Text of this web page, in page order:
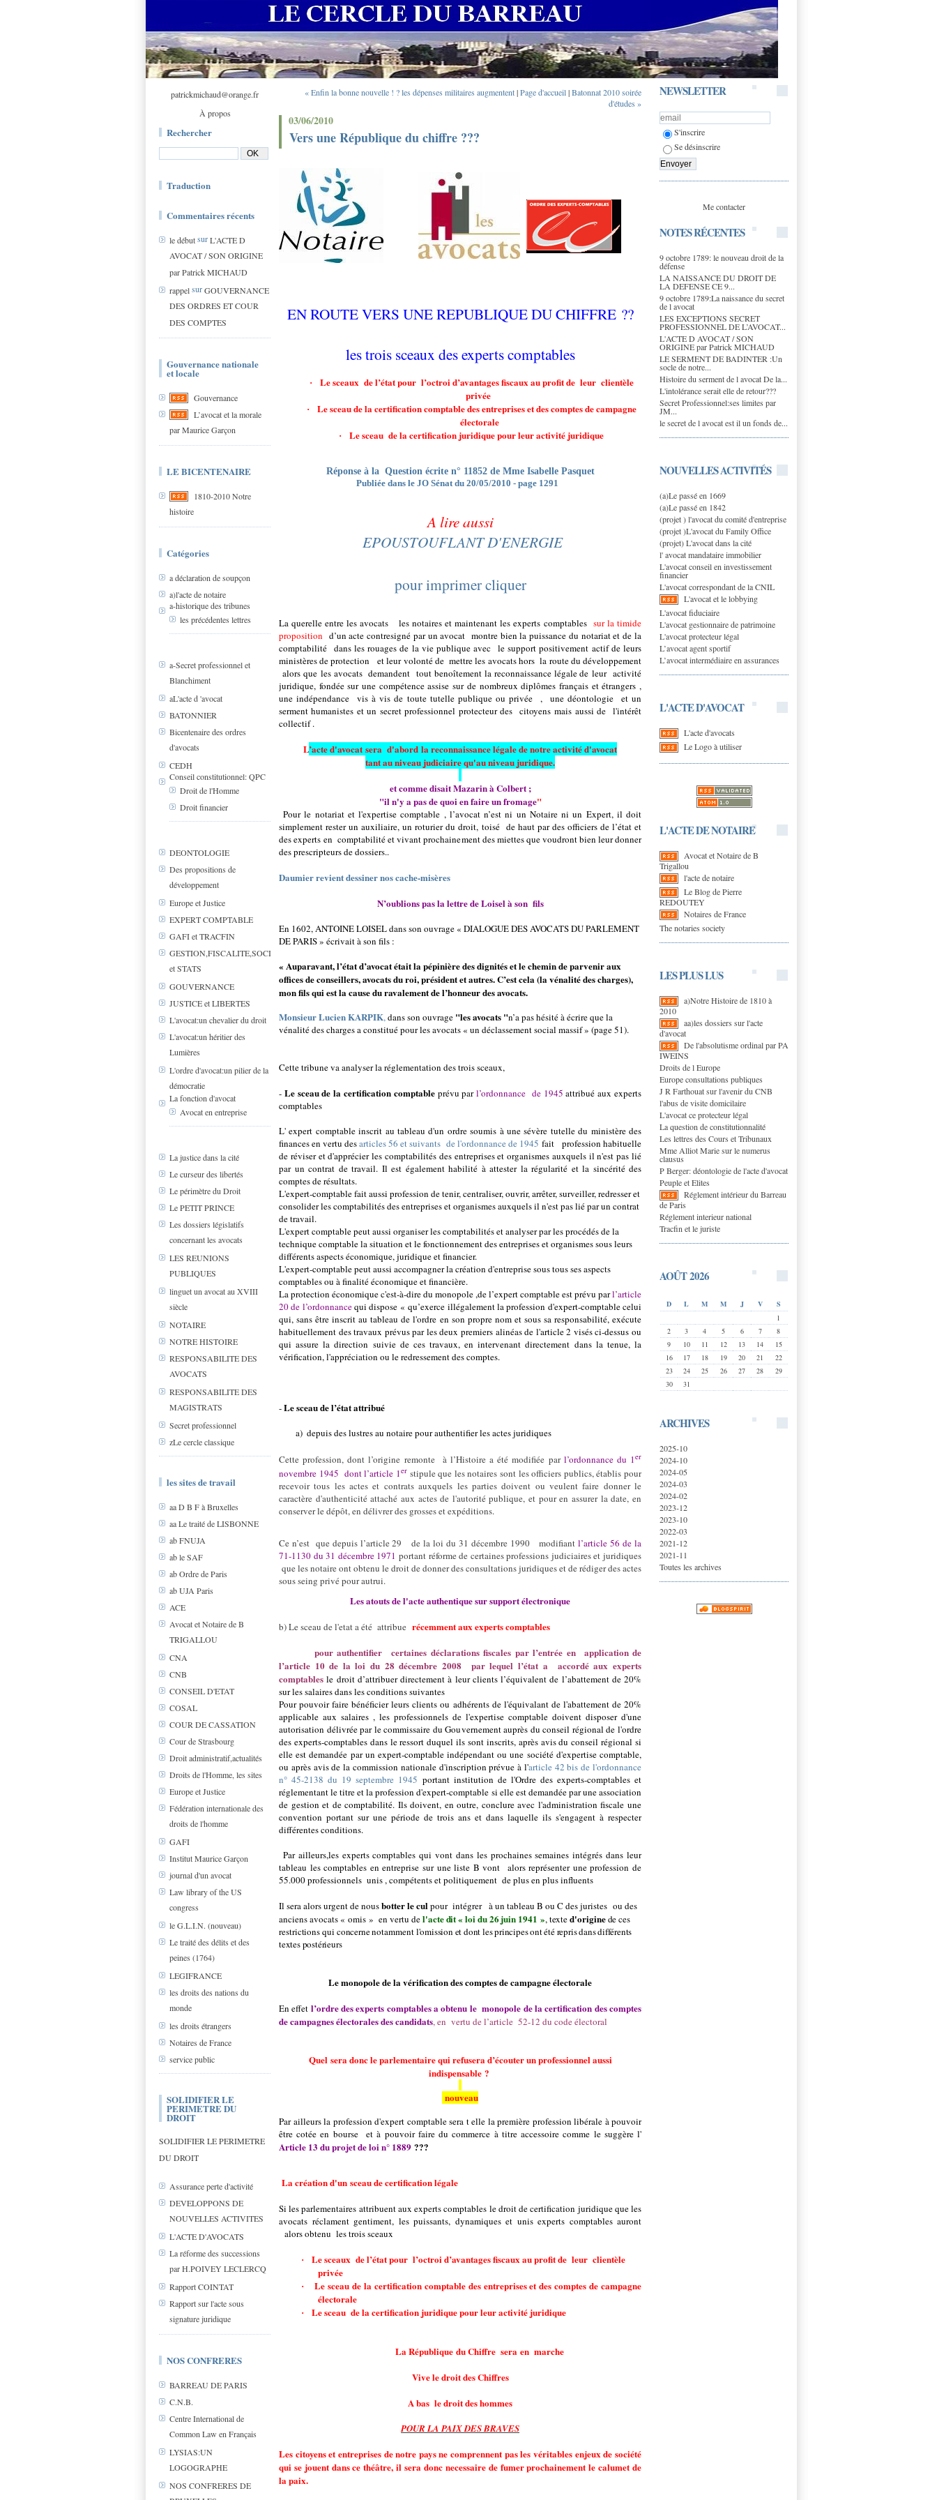
patrickmichaud@orange.fr
À propos
Rechercher
Traduction
Commentaires récents
le débutsurL'ACTE D
AVOCAT / SON ORIGINE
par Patrick MICHAUD
rappelsurGOUVERNANCE
DES ORDRES ET COUR
DES COMPTES
Gouvernance nationale
et locale
Gouvernance
L’avocat et la morale
par Maurice Garçon
LE BICENTENAIRE
1810-2010 Notre
histoire
Catégories
a déclaration de soupçon
a)l'acte de notaire
a-historique des tribunes
les précédentes lettres
a-Secret professionnel et
Blanchiment
aL'acte d 'avocat
BATONNIER
Bicentenaire des ordres
d'avocats
CEDH
Conseil constitutionnel: QPC
Droit de l'Homme
Droit financier
DEONTOLOGIE
Des propositions de
développement
Europe et Justice
EXPERT COMPTABLE
GAFI et TRACFIN
GESTION,FISCALITE,SOCIAL
et STATS
GOUVERNANCE
JUSTICE et LIBERTES
L'avocat:un chevalier du droit
L'avocat:un héritier des
Lumières
L'ordre d'avocat:un pilier de la
démocratie
La fonction d'avocat
Avocat en entreprise
La justice dans la cité
Le curseur des libertés
Le périmètre du Droit
Le PETIT PRINCE
Les dossiers législatifs
concernant les avocats
LES REUNIONS
PUBLIQUES
linguet un avocat au XVIII
siècle
NOTAIRE
NOTRE HISTOIRE
RESPONSABILITE DES
AVOCATS
RESPONSABILITE DES
MAGISTRATS
Secret professionnel
zLe cercle classique
les sites de travail
aa D B F à Bruxelles
aa Le traité de LISBONNE
ab FNUJA
ab le SAF
ab Ordre de Paris
ab UJA Paris
ACE
Avocat et Notaire de B
TRIGALLOU
CNA
CNB
CONSEIL D'ETAT
COSAL
COUR DE CASSATION
Cour de Strasbourg
Droit administratif,actualités
Droits de l'Homme, les sites
Europe et Justice
Fédération internationale des
droits de l'homme
GAFI
Institut Maurice Garçon
journal d'un avocat
Law library of the US
congress
le G.L.I.N. (nouveau)
Le traité des délits et des
peines (1764)
LEGIFRANCE
les droits des nations du
monde
les droits étrangers
Notaires de France
service public
SOLIDIFIER LE
PERIMETRE DU
DROIT
SOLIDIFIER LE PERIMETRE
DU DROIT
Assurance perte d'activité
DEVELOPPONS DE
NOUVELLES ACTIVITES
L'ACTE D'AVOCATS
La réforme des successions
par H.POIVEY LECLERCQ
Rapport COINTAT
Rapport sur l'acte sous
signature juridique
NOS CONFRERES
BARREAU DE PARIS
C.N.B.
Centre International de
Common Law en Français
LYSIAS:UN
LOGOGRAPHE
NOS CONFRERES DE
NEWSLETTER
S'inscrire
Se désinscrire
Me contacter
NOTES RÉCENTES
9 octobre 1789: le nouveau droit de la
défense
LA NAISSANCE DU DROIT DE
LA DEFENSE CE 9...
9 octobre 1789:La naissance du secret
de l avocat
LES EXCEPTIONS SECRET
PROFESSIONNEL DE L’AVOCAT...
L'ACTE D AVOCAT / SON
ORIGINE par Patrick MICHAUD
LE SERMENT DE BADINTER :Un
socle de notre...
Histoire du serment de l avocat De la...
L'intolérance serait elle de retour???
Secret Professionnel:ses limites par
JM...
le secret de l avocat est il un fonds de...
NOUVELLES ACTIVITÉS
(a)Le passé en 1669
(a)Le passé en 1842
(projet ) l'avocat du comité d'entreprise
(projet )L'avocat du Family Office
(projet) L'avocat dans la cité
l' avocat mandataire immobilier
L'avocat conseil en investissement
financier
L'avocat correspondant de la CNIL
L'avocat et le lobbying
L'avocat fiduciaire
L'avocat gestionnaire de patrimoine
L'avocat protecteur légal
L’avocat agent sportif
L’avocat intermédiaire en assurances
L'ACTE D'AVOCAT
L'acte d'avocats
Le Logo à utiliser
L'ACTE DE NOTAIRE
Avocat et Notaire de B
Trigallou
l'acte de notaire
Le Blog de Pierre
REDOUTEY
Notaires de France
The notaries society
LES PLUS LUS
a)Notre Histoire de 1810 à
2010
aa)les dossiers sur l'acte
d'avocat
De l'absolutisme ordinal par PA
IWEINS
Droits de l Europe
Europe consultations publiques
J R Farthouat sur l'avenir du CNB
l'abus de visite domicilaire
L'avocat ce protecteur légal
La question de constitutionnalité
Les lettres des Cours et Tribunaux
Mme Alliot Marie sur le numerus
clausus
P Berger: déontologie de l'acte d'avocat
Peuple et Elites
Réglement intérieur du Barreau
de Paris
Réglement interieur national
Tracfin et le juriste
AOÛT 2026
D L M M J V
S
1
2
3 4 5 6 7
8
9
10 11 12 13 14
15
16
17 18 19 20 21
22
23
24 25 26 27 28
29
30
31
ARCHIVES
2025-10
2024-10
2024-05
2024-03
2024-02
2023-12
2023-10
2022-03
2021-12
2021-11
Toutes les archives
« Enfin la bonne nouvelle ! ? les dépenses militaires augmentent|Page d'accueil|Batonnat 2010 soirée
d'études »
03/06/2010
Vers une République du chiffre ???
EN ROUTE VERS UNE REPUBLIQUE DU CHIFFRE ??
les trois sceaux des experts comptables
· Le sceaux de l’état pour l’octroi d’avantages fiscaux au profit de leur clientèle
privée
·
Le sceau de la certification comptable des entreprises et des comptes de campagne
électorale
· Le sceau de la certification juridique pour leur activité juridique
Réponse à la Question écrite n° 11852 de Mme Isabelle Pasquet
Publiée dans le JO Sénat du 20/05/2010 - page 1291
A lire aussi
EPOUSTOUFLANT D'ENERGIE
pour imprimer cliquer
La querelle entre les avocats les notaires et maintenant les experts comptables sur la timide
proposition d’un acte contresigné par un avocat montre bien la puissance du notariat et de la
comptabilité dans les rouages de la vie publique avec le support positivement actif de leurs
ministères de protection et leur volonté de mettre les avocats hors la route du développement
alors que les avocats demandent tout benoîtement la reconnaissance légale de leur activité
juridique, fondée sur une compétence assise sur de nombreux diplômes français et étrangers ,
une indépendance vis à vis de toute tutelle publique ou privée , une déontologie et un
serment humanistes et un secret professionnel protecteur des citoyens mais aussi de l'intérêt
collectif .
L’acte d'avocat sera d'abord la reconnaissance légale de notre activité d'avocat
tant au niveau judiciaire qu'au niveau juridique.
et comme disait Mazarin à Colbert ;
"il n'y a pas de quoi en faire un fromage"
Pour le notariat et l'expertise comptable , l’avocat n’est ni un Notaire ni un Expert, il doit
simplement rester un auxiliaire, un roturier du droit, toisé de haut par des officiers de l’état et
des experts en comptabilité et vivant prochainement des miettes que voudront bien leur donner
des prescripteurs de dossiers..
Daumier revient dessiner nos cache-misères
N’oublions pas la lettre de Loisel à son fils
En 1602, ANTOINE LOISEL dans son ouvrage « DIALOGUE DES AVOCATS DU PARLEMENT
DE PARIS » écrivait à son fils :
« Auparavant, l’état d’avocat était la pépinière des dignités et le chemin de parvenir aux
offices de conseillers, avocats du roi, président et autres. C’est cela (la vénalité des charges),
mon fils qui est la cause du ravalement de l’honneur des avocats.
Monsieur Lucien KARPIK,dans son ouvrage "les avocats "n’a pas hésité à écrire que la
vénalité des charges a constitué pour les avocats « un déclassement social massif » (page 51).
Cette tribune va analyser la réglementation des trois sceaux,
- Le sceau de la certification comptableprévu par l’ordonnance de 1945 attribué aux experts
comptables
L' expert comptable inscrit au tableau d'un ordre soumis à une sévère tutelle du ministère des
finances en vertu desarticles 56 et suivants de l'ordonnance de 1945 fait profession habituelle
de réviser et d'apprécier les comptabilités des entreprises et organismes auxquels il n'est pas lié
par un contrat de travail. Il est également habilité à attester la régularité et la sincérité des
comptes de résultats.
L'expert-comptable fait aussi profession de tenir, centraliser, ouvrir, arrêter, surveiller, redresser et
consolider les comptabilités des entreprises et organismes auxquels il n'est pas lié par un contrat
de travail.
L'expert comptable peut aussi organiser les comptabilités et analyser par les procédés de la
technique comptable la situation et le fonctionnement des entreprises et organismes sous leurs
différents aspects économique, juridique et financier.
L'expert-comptable peut aussi accompagner la création d'entreprise sous tous ses aspects
comptables ou à finalité économique et financière.
La protection économique c'est-à-dire du monopole ,de l’expert comptable est prévu parl’article
20 de l’ordonnancequi dispose « qu’exerce illégalement la profession d'expert-comptable celui
qui, sans être inscrit au tableau de l'ordre en son propre nom et sous sa responsabilité, exécute
habituellement des travaux prévus par les deux premiers alinéas de l'article 2 visés ci-dessus ou
qui assure la direction suivie de ces travaux, en intervenant directement dans la tenue, la
vérification, l'appréciation ou le redressement des comptes.
-Le sceau de l’état attribué
a) depuis des lustresau notaire pour authentifier les actes juridiques
Cette profession, dont l’origine remonte à l’Histoire a été modifiée par l’ordonnance du 1er
novembre 1945 dont l’article 1er stipule que les notaires sont les officiers publics, établis pour
recevoir tous les actes et contrats auxquels les parties doivent ou veulent faire donner le
caractère d'authenticité attaché aux actes de l'autorité publique, et pour en assurer la date, en
conserver le dépôt, en délivrer des grosses et expéditions.
Ce n’est que depuis l’article 29 de la loi du 31 décembre 1990 modifiant l’article 56 de la
71-1130 du 31 décembre 1971 portant réforme de certaines professions judiciaires et juridiques
que les notaire ont obtenu le droit de donner des consultations juridiques et de rédiger des actes
sous seing privé pour autrui.
Les atouts de l'acte authentique sur support électronique
b) Le sceau de l'etat a été attribue récemment aux experts comptables
pour authentifier certaines déclarations fiscales par l’entrée en
application de
l’article 10 de la loi du 28 décembre 2008
par lequel l’état a
accordé aux experts
comptables le droit d’attribuer directement à leur clients l’équivalent de l’abattement de 20%
sur les salaires dans les conditions suivantes
Pour pouvoir faire bénéficier leurs clients ou adhérents de l'équivalant de l'abattement de 20%
applicable aux salaires , les professionnels de l'expertise comptable doivent disposer d'une
autorisation délivrée par le commissaire du Gouvernement auprès du conseil régional de l'ordre
des experts-comptables dans le ressort duquel ils sont inscrits, après avis du conseil régional si
elle est demandée par un expert-comptable indépendant ou une société d'expertise comptable,
ou après avis de la commission nationale d'inscription prévue à l'article 42 bis de l'ordonnance
n° 45-2138 du 19 septembre 1945 portant institution de l'Ordre des experts-comptables et
réglementant le titre et la profession d'expert-comptable si elle est demandée par une association
de gestion et de comptabilité. Ils doivent, en outre, conclure avec l'administration fiscale une
convention portant sur une période de trois ans et dans laquelle ils s'engagent à respecter
différentes conditions.
Par ailleurs,les experts comptables qui vont dans les prochaines semaines intégrés dans leur
tableau les comptables en entreprise sur une liste B vont
alors représenter une profession de
55.000 professionnels unis , compétents et politiquement de plus en plus influents
Il sera alors urgent de nousbotter le culpour intégrer à un tableau B ou C des juristes ou des
anciens avocats « omis » en vertu del'acte dit « loi du 26 juin 1941 », texted'originede ces
restrictions qui concernenotammentl'omission et dont les principes ont été repris dans différents
textes postérieurs
Le monopole de la vérification des comptes de campagne électorale
En effet l’ordre des experts comptables aobtenu le monopole de la certification des comptes
de campagnes électorales des candidats,en vertu de l’article 52-12 du code électoral
Quel sera donc le parlementaire qui refusera d’écouter un professionnel aussi
indispensable ?
nouveau
Par ailleurs la profession d'expert comptable sera t elle la première profession libérale à pouvoir
être cotée en bourse et à pouvoir faire du commerce à titre accessoire comme le suggère l'
Article 13 du projet de loi n° 1889 ???
La création d'un sceau de certification légale
Si les parlementaires attribuent aux experts comptables le droit de certification juridique que les
avocats réclament gentiment, les puissants, dynamiques et unis experts comptables auront
alors obtenu les trois sceaux
· Le sceaux de l’état pour l’octroi d’avantages fiscaux au profit de leur clientèle
privée
·
Le sceau de la certification comptable des entreprises et des comptes de campagne
électorale
· Le sceau de la certification juridique pour leur activité juridique
La République du Chiffre sera en marche
Vive le droit des Chiffres
A bas le droit des hommes
POUR LA PAIX DES BRAVES
Les citoyens et entreprises de notre pays ne comprennent pas les véritables enjeux de société
qui se jouent dans ce théâtre, il sera donc necessaire de fumer prochainement le calumet de
la paix.